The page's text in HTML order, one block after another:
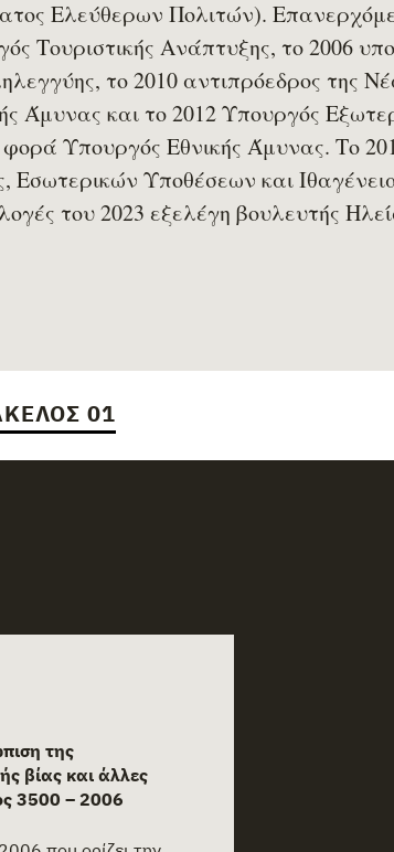
Ελεύθερων Πολιτών).
Τουριστικής Ανάπτυξης, το 2006
το 2010 αντιπρόεδρος της
Άμυνας και το 2012 Υπουργός
Υπουργός Εθνικής Άμυνας. Το
Εσωτερικών Υποθέσεων και
του 2023 εξελέγη βουλευτής
01
της
βίας και άλλες
3500 – 2006